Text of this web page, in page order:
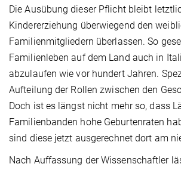
Die Ausübung dieser Pflicht bleibt
Kindererziehung überwiegend den
Familienmitgliedern überlassen. So
Familienleben auf dem Land auch in
abzulaufen wie vor hundert Jahren.
Aufteilung der Rollen zwischen den
Doch ist es längst nicht mehr so, dass
Familienbanden hohe Geburtenraten
sind diese jetzt ausgerechnet dort am
Nach Auffassung der Wissenschaftler